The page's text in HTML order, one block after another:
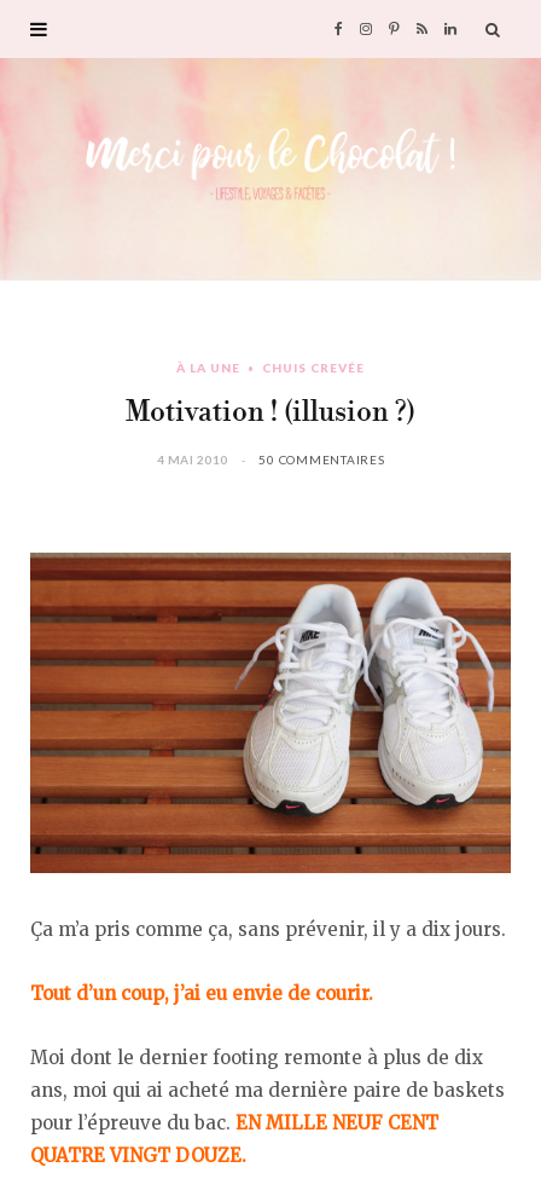
F
c
o
I P
n
R
S
L
À LA UNE CHUIS CREVÉE
Motivation ! (illusion ?)
4 MAI 2010 50 COMMENTAIRES
Ça m’a pris comme ça, sans prévenir, il y a dix jours.
Tout d’un coup, j’ai eu envie de courir.
Moi dont le dernier footing remonte à plus de dix
ans, moi qui ai acheté ma dernière paire de baskets
pour l’épreuve du bac. EN MILLE NEUF CENT
QUATRE VINGT DOUZE.